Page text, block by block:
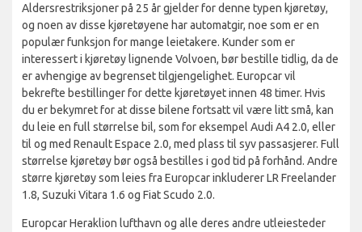
Aldersrestriksjoner på 25 år gjelder for denne typen kjøretøy,
og noen av disse kjøretøyene har automatgir, noe som er en
populær funksjon for mange leietakere. Kunder som er
interessert i kjøretøy lignende Volvoen, bør bestille tidlig, da de
er avhengige av begrenset tilgjengelighet. Europcar vil
bekrefte bestillinger for dette kjøretøyet innen 48 timer. Hvis
du er bekymret for at disse bilene fortsatt vil være litt små, kan
du leie en full størrelse bil, som for eksempel Audi A4 2.0, eller
til og med Renault Espace 2.0, med plass til syv passasjerer. Full
størrelse kjøretøy bør også bestilles i god tid på forhånd. Andre
større kjøretøy som leies fra Europcar inkluderer LR Freelander
1.8, Suzuki Vitara 1.6 og Fiat Scudo 2.0.
Europcar Heraklion lufthavn og alle deres andre utleiesteder